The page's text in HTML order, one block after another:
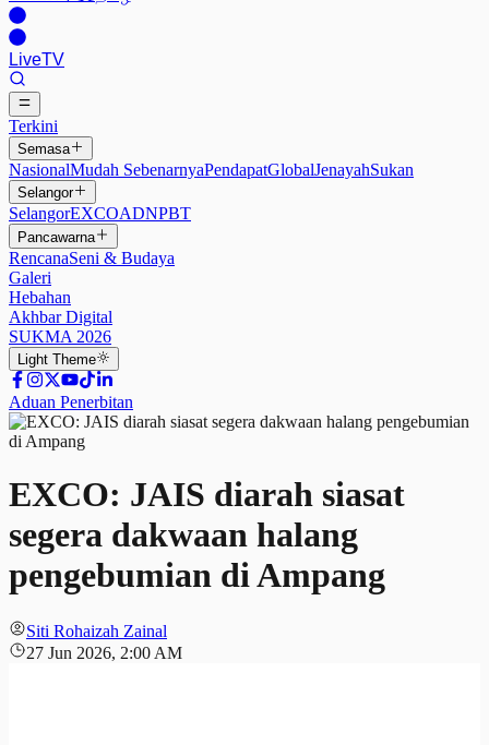
LiveTV
Terkini
Semasa
NasionalMudah SebenarnyaPendapatGlobalJenayahSukan
Selangor
SelangorEXCOADNPBT
Pancawarna
RencanaSeni & Budaya
Galeri
Hebahan
Akhbar Digital
SUKMA 2026
Light Theme
Aduan Penerbitan
EXCO: JAIS diarah siasat
segera dakwaan halang
pengebumian di Ampang
Siti Rohaizah Zainal
27 Jun 2026, 2:00 AM